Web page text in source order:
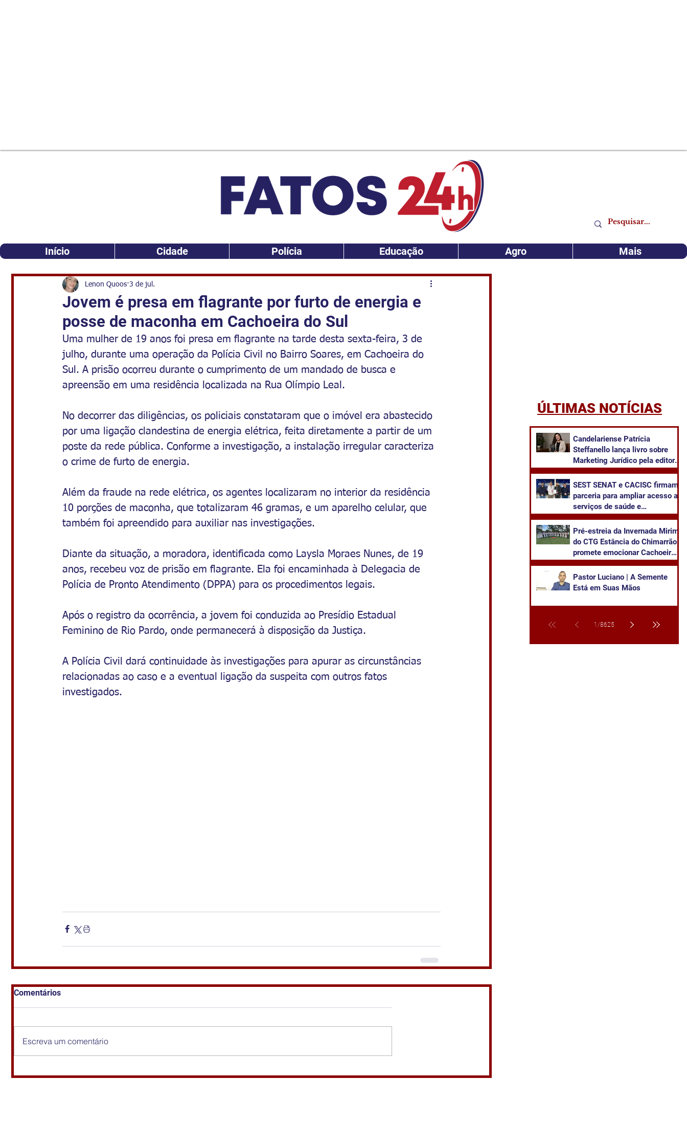
Início Cidade Polícia Educação Agro Mais
Jovem é presa em flagrante por furto de energia e
posse de maconha em Cachoeira do Sul
Lenon Quoos 3 de jul.
Uma mulher de 19 anos foi presa em flagrante na tarde desta sexta-feira, 3 de
julho, durante uma operação da Polícia Civil no Bairro Soares, em Cachoeira do
Sul. A prisão ocorreu durante o cumprimento de um mandado de busca e
apreensão em uma residência localizada na Rua Olímpio Leal.
No decorrer das diligências, os policiais constataram que o imóvel era abastecido
por uma ligação clandestina de energia elétrica, feita diretamente a partir de um
poste da rede pública. Conforme a investigação, a instalação irregular caracteriza
o crime de furto de energia.
Além da fraude na rede elétrica, os agentes localizaram no interior da residência
10 porções de maconha, que totalizaram 46 gramas, e um aparelho celular, que
também foi apreendido para auxiliar nas investigações.
Diante da situação, a moradora, identificada como Laysla Moraes Nunes, de 19
anos, recebeu voz de prisão em flagrante. Ela foi encaminhada à Delegacia de
Polícia de Pronto Atendimento (DPPA) para os procedimentos legais.
Após o registro da ocorrência, a jovem foi conduzida ao Presídio Estadual
Feminino de Rio Pardo, onde permanecerá à disposição da Justiça.
A Polícia Civil dará continuidade às investigações para apurar as circunstâncias
relacionadas ao caso e a eventual ligação da suspeita com outros fatos
investigados.
Comentários
Escreva um comentário
ÚLTIMAS NOTÍCIAS
Candelariense Patrícia
Steffanello lança livro sobre
Marketing Jurídico pela editora
SEST SENAT e CACISC firmam
parceria para ampliar acesso a
serviços de saúde e
Pré-estreia da Invernada Mirim
do CTG Estância do Chimarrão
promete emocionar Cachoeira
Pastor Luciano | A Semente
Está em Suas Mãos
1 /8625